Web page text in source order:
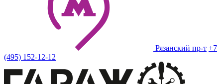
Рязанский пр-т +7
(495) 152-12-12